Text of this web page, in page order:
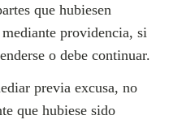
que hubiesen
providencia, si
o debe continuar.
previa excusa, no
que hubiese sido